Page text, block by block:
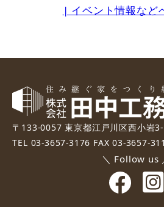
| イベント情報など
〒133-0057 東京都江戸川区西小岩3-
TEL 03-3657-3176 FAX 03-3657-
＼ Follow us